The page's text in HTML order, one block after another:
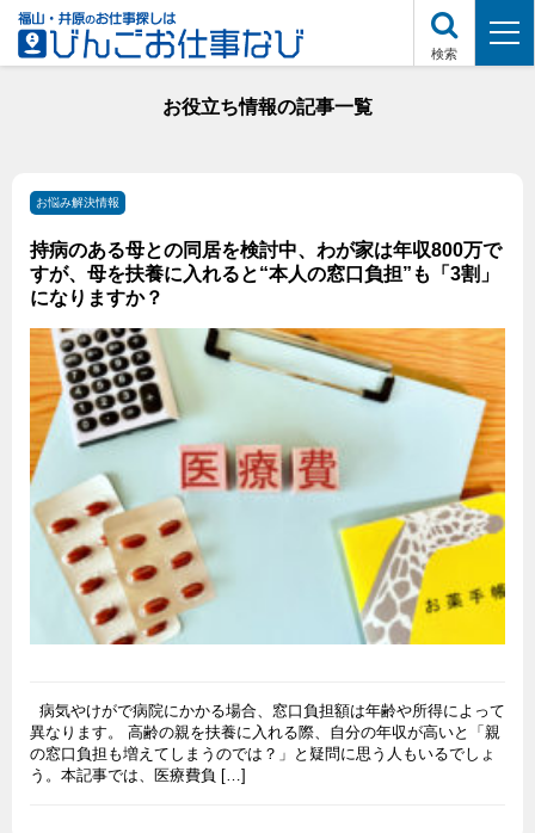
検索
お役立ち情報の記事一覧
お悩み解決情報
持病のある母との同居を検討中、わが家は年収800万で
すが、母を扶養に入れると“本人の窓口負担”も「3割」
になりますか？
病気やけがで病院にかかる場合、窓口負担額は年齢や所得によって
異なります。 高齢の親を扶養に入れる際、自分の年収が高いと「親
の窓口負担も増えてしまうのでは？」と疑問に思う人もいるでしょ
う。本記事では、医療費負 […]